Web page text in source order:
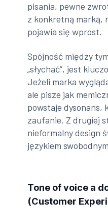
pisania, pewne
z konkretną marką,
pojawia się wprost.
Spójność między
„słychać”, jest
Jeżeli marka
ale pisze jak
powstaje dysonans,
zaufanie. Z drugiej
nieformalny design
językiem
Tone of voice a
(Customer